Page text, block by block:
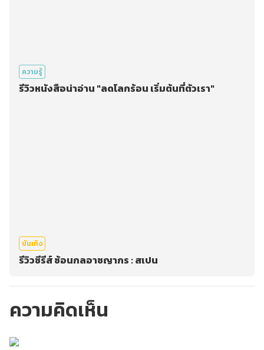
ความรู้
รีวิวหนังสือน่าอ่าน "ลดโลกร้อน เริ่มต้นที่ตัวเรา"
บันเทิง
รีวิวซีรีส์ ซ้อนกลอาชญากร : สเปน
ความคิดเห็น